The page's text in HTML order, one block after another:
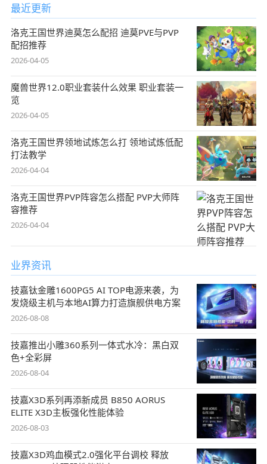
最近更新
洛克王国世界迪莫怎么配招 迪莫PVE与PVP
配招推荐
2026-04-05
魔兽世界12.0职业套装什么效果 职业套装一
览
2026-04-05
洛克王国世界领地试炼怎么打 领地试炼低配
打法教学
2026-04-04
洛克王国世界PVP阵容怎么搭配 PVP大师阵
容推荐
2026-04-04
业界资讯
技嘉钛金雕1600PG5 AI TOP电源来袭，为
发烧级主机与本地AI算力打造旗舰供电方案
2026-08-08
技嘉推出小雕360系列一体式水冷：黑白双
色+全彩屏
2026-08-04
技嘉X3D系列再添新成员 B850 AORUS
ELITE X3D主板强化性能体验
2026-08-03
技嘉X3D鸡血模式2.0强化平台调校 释放